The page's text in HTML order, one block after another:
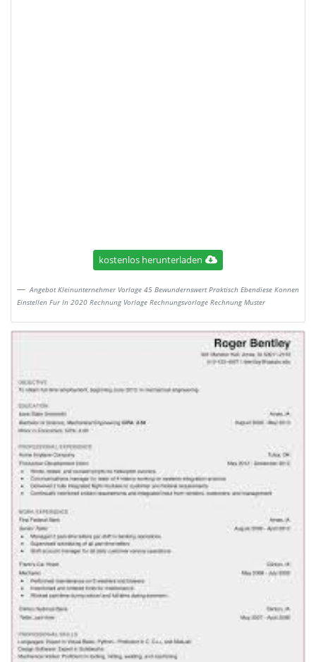
kostenlos herunterladen
Angebot Kleinunternehmer Vorlage 45 Bewundernswert Praktisch Ebendiese Konnen
Einstellen Fur In 2020 Rechnung Vorlage Rechnungsvorlage Rechnung Muster